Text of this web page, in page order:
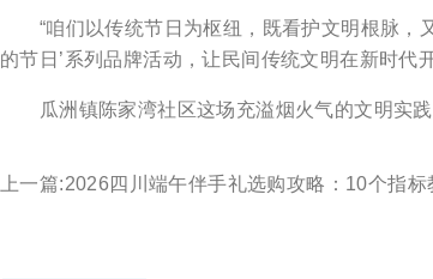
“咱们以传统节日为枢纽，既看护文明根脉，又
的节日’系列品牌活动，让民间传统文明在新时代
瓜洲镇陈家湾社区这场充溢烟火气的文明实践
上一篇:2026四川端午伴手礼选购攻略：10个指